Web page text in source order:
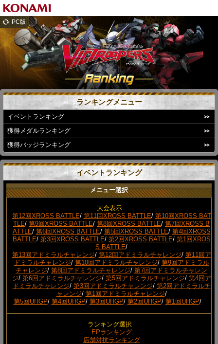
PC版
ランキングメニュー
イベントランキング
獲得メダルランキング
獲得バッジランキング
イベントランキング
メニュー選択
大会表示
第12回XROSS BATTLE/ 第11回XROSS BATTLE/ 第10回XROSS BAT
TLE/ 第9回XROSS BATTLE/ 第8回XROSS BATTLE/ 第7回XROSS B
ATTLE/ 第6回XROSS BATTLE/ 第5回XROSS BATTLE/ 第4回XROSS
BATTLE/ 第3回XROSS BATTLE/ 第2回XROSS BATTLE/ 第1回XROS
S BATTLE/
第13回アドミラルチャレンジ/ 第12回アドミラルチャレンジ/ 第11回ア
ドミラルチャレンジ/ 第10回アドミラルチャレンジ/ 第9回アドミラル
チャレンジ/ 第8回アドミラルチャレンジ/ 第7回アドミラルチャレン
ジ/ 第6回アドミラルチャレンジ/ 第5回アドミラルチャレンジ/ 第4回ア
ドミラルチャレンジ/ 第3回アドミラルチャレンジ/ 第2回アドミラルチ
ャレンジ/ 第1回アドミラルチャレンジ/
第5回UHGP/ 第4回UHGP/ 第3回UHGP/ 第2回UHGP/ 第1回UHGP/
ランキング選択
EPランキング
店舗対抗ランキング